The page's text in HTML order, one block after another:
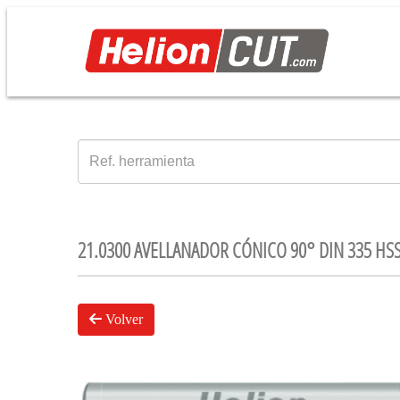
21.0300 AVELLANADOR CÓNICO 90° DIN 335
Volver